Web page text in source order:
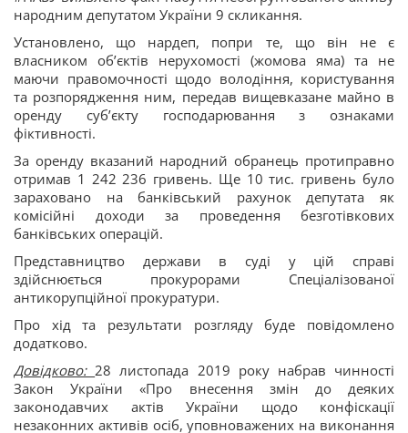
народним депутатом України 9 скликання.
Установлено, що нардеп, попри те, що він не є
власником об’єктів нерухомості (жомова яма) та не
маючи правомочності щодо володіння, користування
та розпорядження ним, передав вищевказане майно в
оренду суб’єкту господарювання з ознаками
фіктивності.
За оренду вказаний народний обранець протиправно
отримав 1 242 236 гривень. Ще 10 тис. гривень було
зараховано на банківський рахунок депутата як
комісійні доходи за проведення безготівкових
банківських операцій.
Представництво держави в суді у цій справі
здійснюється прокурорами Спеціалізованої
антикорупційної прокуратури.
Про хід та результати розгляду буде повідомлено
додатково.
Довідково:28 листопада 2019 року набрав чинності
Закон України «Про внесення змін до деяких
законодавчих актів України щодо конфіскації
незаконних активів осіб, уповноважених на виконання